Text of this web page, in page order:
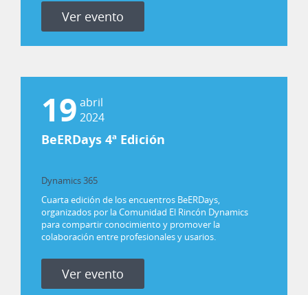
Ver evento
19 abril
2024
BeERDays 4ª Edición
Dynamics 365
Power Platform
Cuarta edición de los encuentros BeERDays,
organizados por la Comunidad El Rincón Dynamics
para compartir conocimiento y promover la
colaboración entre profesionales y usarios.
Ver evento